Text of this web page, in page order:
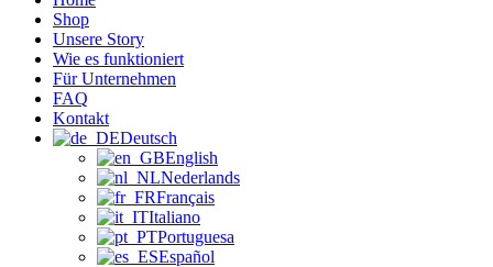
Shop
Unsere Story
Wie es funktioniert
Für Unternehmen
FAQ
Kontakt
Deutsch
English
Nederlands
Français
Italiano
Portuguesa
Español